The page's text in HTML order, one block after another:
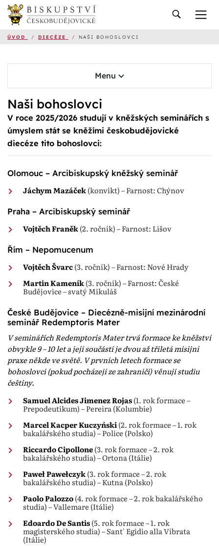
ÚVOD / DIECÉZE / NAŠI BOHOSLOVCI
Menu
Naši bohoslovci
V roce 2025/2026 studují v kněžských seminářích s
úmyslem stát se kněžími českobudějovické
diecéze tito bohoslovci:
Olomouc – Arcibiskupský kněžský seminář
Jáchym Mazáček(konvikt) – Farnost: Chýnov
Praha – Arcibiskupský seminář
Vojtěch Franěk(2. ročník) – Farnost: Lišov
Řím – Nepomucenum
Vojtěch Švarc(3. ročník) – Farnost: Nové Hrady
Martin Kameník(3. ročník) – Farnost: České
Budějovice – svatý Mikuláš
České Budějovice – Diecézně-misijní mezinárodní
seminář Redemptoris Mater
V seminářích Redemptoris Mater trvá formace ke kněžství
obvykle 9 – 10 let a její součástí je dvou až tříletá misijní
praxe někde ve světě. V prvních letech formace se
bohoslovci (pokud pocházejí ze zahraničí) věnují studiu
češtiny.
Samuel Alcides Jimenez Rojas(1. rok formace –
Prepodeutikum) – Pereira (Kolumbie)
Marcel Kacper Kuczyński(2. rok formace – 1. rok
bakalářského studia) – Police (Polsko)
Riccardo Cipollone(3. rok formace – 2. rok
bakalářského studia) – Ortona (Itálie)
Paweł Pawełczyk(3. rok formace – 2. rok
bakalářského studia) – Kutna (Polsko)
Paolo Palozzo(4. rok formace – 2. rok bakalářského
studia) – Vallemare (Itálie)
Edoardo De Santis(5. rok formace – 1. rok
magisterského studia) – Sant' Egidio alla Vibrata
(Itálie)